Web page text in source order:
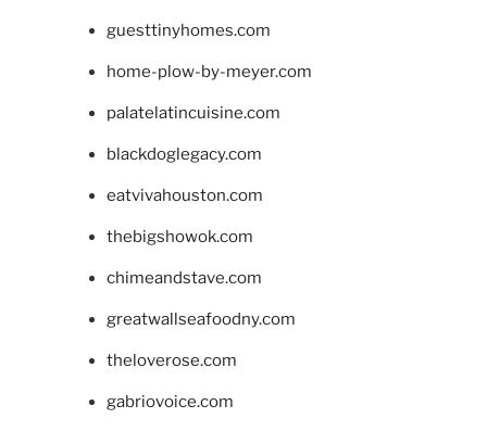
guesttinyhomes.com
home-plow-by-meyer.com
palatelatincuisine.com
blackdoglegacy.com
eatvivahouston.com
thebigshowok.com
chimeandstave.com
greatwallseafoodny.com
theloverose.com
gabriovoice.com